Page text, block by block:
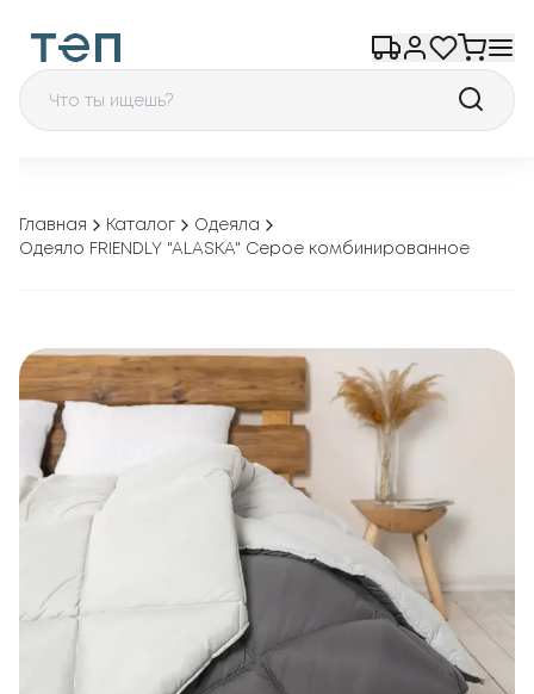
Главная Каталог
Одеяла
Одеяло FRIENDLY "ALASKA" Серое комбинированное